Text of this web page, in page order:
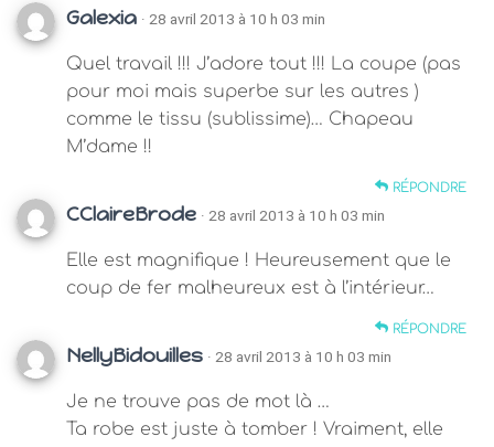
Galexia · 28 avril 2013 à 10 h 03 min
Quel travail !!! J’adore tout !!! La coupe (pas
pour moi mais superbe sur les autres )
comme le tissu (sublissime)… Chapeau
M’dame !!
RÉPONDRE
CClaireBrode · 28 avril 2013 à 10 h 03 min
Elle est magnifique ! Heureusement que le
coup de fer malheureux est à l’intérieur…
RÉPONDRE
NellyBidouilles · 28 avril 2013 à 10 h 03 min
Je ne trouve pas de mot là …
Ta robe est juste à tomber ! Vraiment, elle